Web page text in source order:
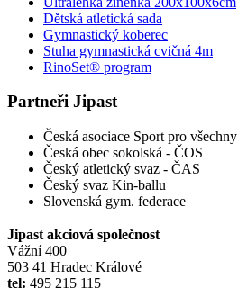
Dětská atletická sada
Gymnastický koberec
Stuha gymnastická cvičná 4m
RinoSet® program
Partneři Jipast
Česká asociace Sport pro všechny
Česká obec sokolská - ČOS
Český atletický svaz - ČAS
Český svaz Kin-ballu
Slovenská gym. federace
Jipast akciová společnost
Vážní 400
503 41 Hradec Králové
tel: 495 215 115